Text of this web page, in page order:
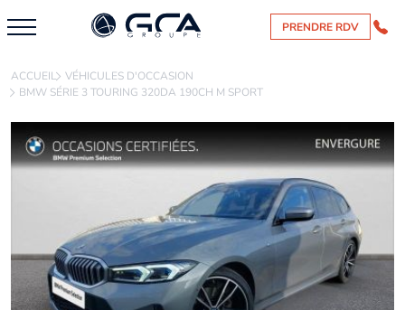
PRENDRE RDV
ACCUEIL VÉHICULES D'OCCASION
BMW SÉRIE 3 TOURING 320DA 190CH M SPORT